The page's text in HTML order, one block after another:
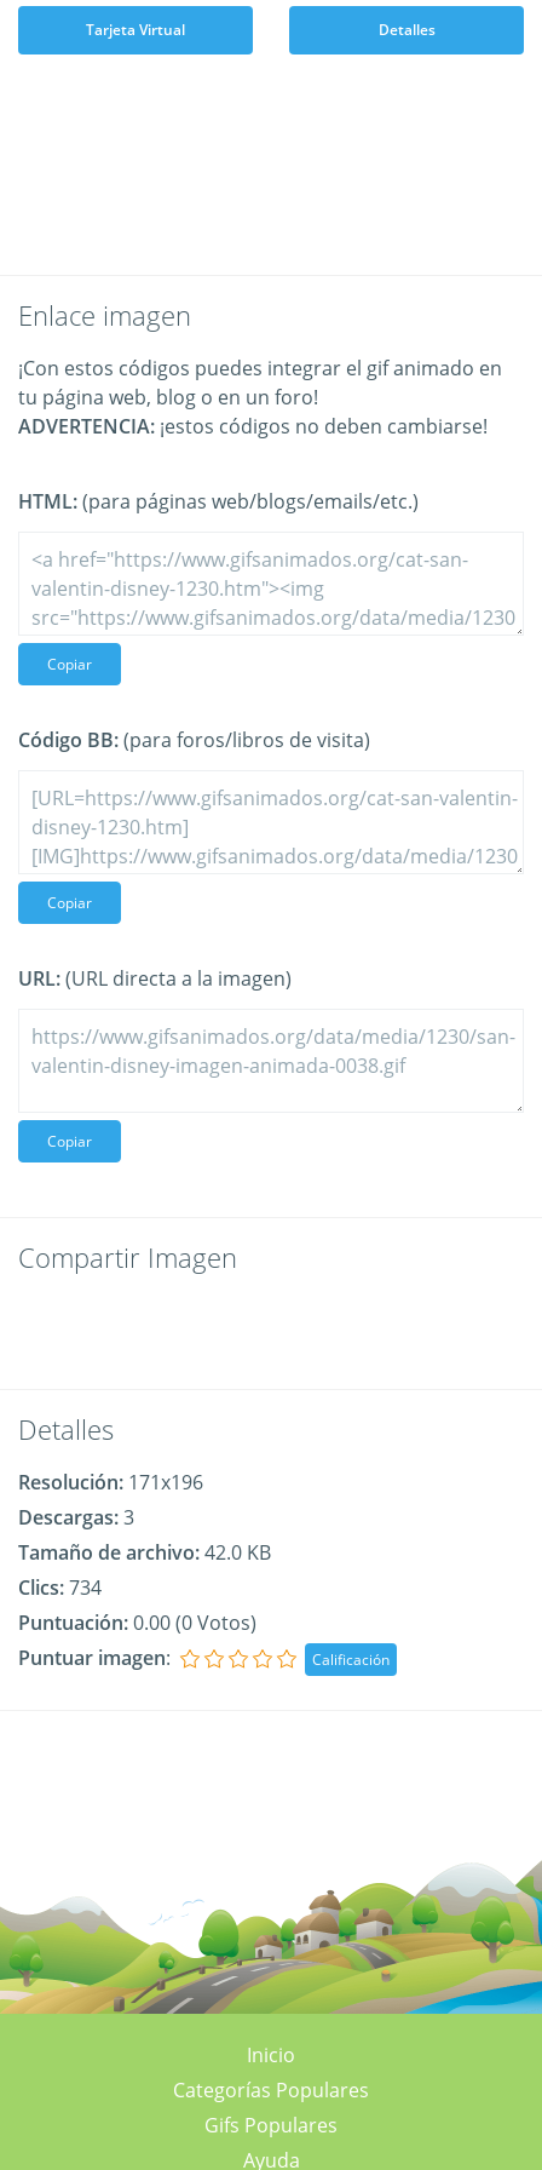
Tarjeta Virtual Detalles
Enlace imagen
¡Con estos códigos puedes integrar el gif animado en
tu página web, blog o en un foro!
ADVERTENCIA: ¡estos códigos no deben cambiarse!
HTML:(para páginas web/blogs/emails/etc.)
Copiar
Código BB:(para foros/libros de visita)
Copiar
URL:(URL directa a la imagen)
Copiar
Compartir Imagen
Detalles
Resolución: 171x196
Descargas:3
Tamaño de archivo:42.0 KB
Clics:734
Puntuación:0.00 (0 Votos)
Puntuar imagen:
Inicio
Categorías Populares
Gifs Populares
Ayuda